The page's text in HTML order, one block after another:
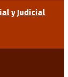
y Judicial